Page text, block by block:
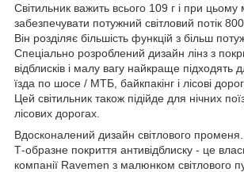
Світильник важить всього 109 г і при
забезпечувати потужний світловий потік
Він розділяє більшість функцій з більш
Спеціально розроблений дизайн лінз з
відблисків і малу вагу найкраще підходять
їзда по шосе / МТБ, байкпакінг і лісові
Цей світильник також підійде для нічних
лісових дорогах.
Вдосконалений дизайн світлового променя.
Т-образне покриття антивідблиску - це
компанії Ravemen з малюнком світлового